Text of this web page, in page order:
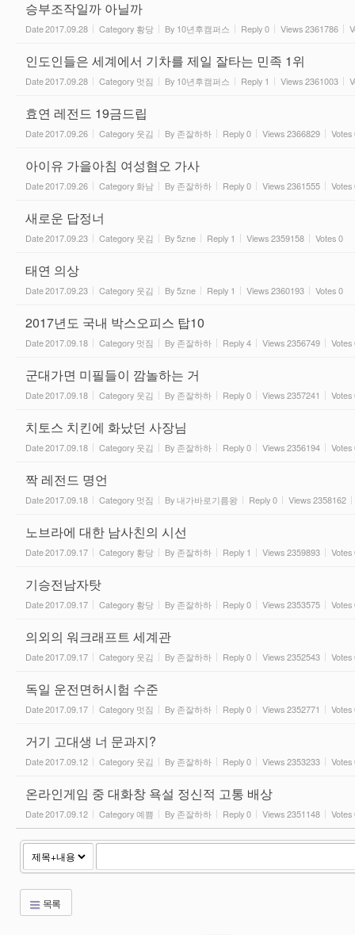
승부조작일까 아닐까
Date2017.09.28 Category 황당 By 10년후캠퍼스 Reply0 Views2361786
인도인들은 세계에서 기차를 제일 잘타는 민족 1위
Date2017.09.28 Category 멋짐 By 10년후캠퍼스 Reply 1 Views2361003
효연 레전드 19금드립
Date2017.09.26 Category 웃김 By 존잘하하 Reply0 Views2366829 Votes
아이유 가을아침 여성혐오 가사
Date2017.09.26 Category화남 By 존잘하하 Reply0 Views2361555 Votes
새로운 답정너
Date2017.09.23 Category 웃김 By5zne Reply 1 Views2359158 Votes0
태연 의상
Date2017.09.23 Category 웃김 By5zne Reply 1 Views2360193 Votes0
2017년도 국내 박스오피스 탑10
Date2017.09.18 Category 멋짐 By 존잘하하 Reply4 Views2356749 Votes
군대가면 미필들이 깜놀하는 거
Date2017.09.18 Category 웃김 By 존잘하하 Reply0 Views2357241 Votes
치토스 치킨에 화났던 사장님
Date2017.09.18 Category 웃김 By 존잘하하 Reply0 Views2356194 Votes
짝 레전드 명언
Date2017.09.18 Category 멋짐 By내가바로기름왕 Reply0 Views2358162
노브라에 대한 남사친의 시선
Date2017.09.17 Category 황당 By 존잘하하 Reply 1 Views2359893 Votes
기승전남자탓
Date2017.09.17 Category 황당 By 존잘하하 Reply0 Views2353575 Votes
의외의 워크래프트 세계관
Date2017.09.17 Category 웃김 By 존잘하하 Reply0 Views2352543 Votes
독일 운전면허시험 수준
Date2017.09.17 Category 멋짐 By 존잘하하 Reply0 Views2352771 Votes
거기 고대생 너 문과지?
Date2017.09.12 Category 웃김 By 존잘하하 Reply0 Views2353233 Votes
온라인게임 중 대화창 욕설 정신적 고통 배상
Date2017.09.12 Category예쁨 By 존잘하하 Reply0 Views2351148 Votes
목록